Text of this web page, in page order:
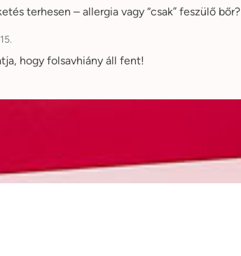
terhesen – allergia vagy “csak” feszülő bőr?
hogy folsavhiány áll fent!